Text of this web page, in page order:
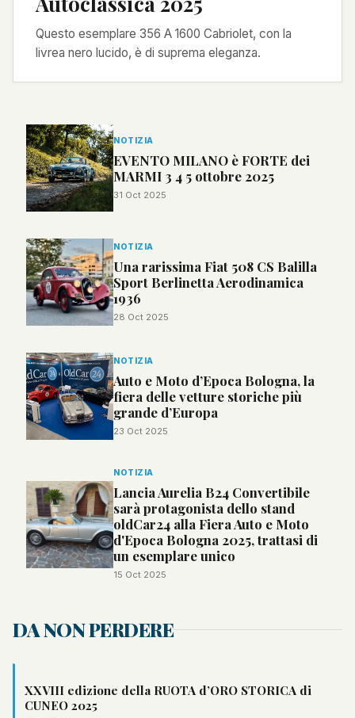
Questo esemplare 356 A 1600 Cabriolet, con la
livrea nero lucido, è di suprema eleganza.
NOTIZIA
EVENTO MILANO è FORTE dei
MARMI 3 4 5 ottobre 2025
31 Oct 2025
NOTIZIA
Una rarissima Fiat 508 CS Balilla
Sport Berlinetta Aerodinamica
1936
28 Oct 2025
NOTIZIA
Auto e Moto d’Epoca Bologna, la
fiera delle vetture storiche più
grande d’Europa
23 Oct 2025
NOTIZIA
Lancia Aurelia B24 Convertibile
sarà protagonista dello stand
oldCar24 alla Fiera Auto e Moto
d'Epoca Bologna 2025, trattasi di
un esemplare unico
15 Oct 2025
DA NON PERDERE
XXVIII edizione della RUOTA d’ORO STORICA di
CUNEO 2025